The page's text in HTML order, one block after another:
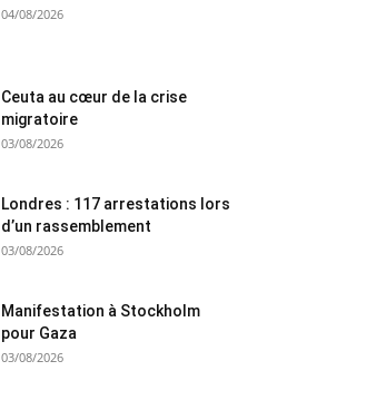
04/08/2026
Ceuta au cœur de la crise
migratoire
03/08/2026
Londres : 117 arrestations lors
d’un rassemblement
03/08/2026
Manifestation à Stockholm
pour Gaza
03/08/2026